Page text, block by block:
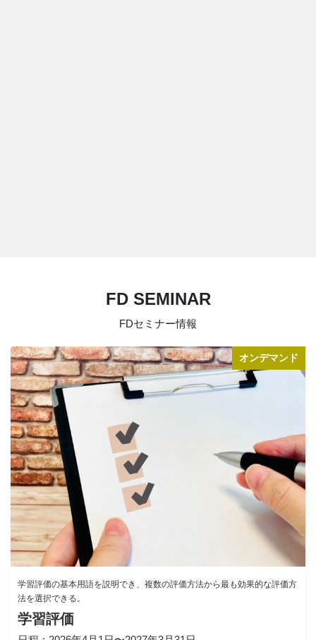
FD SEMINAR
FDセミナー情報
オンデマンド
学習評価の基本用語を説明でき、複数の評価方法から最も効果的な評価方
法を選択できる。
学習評価